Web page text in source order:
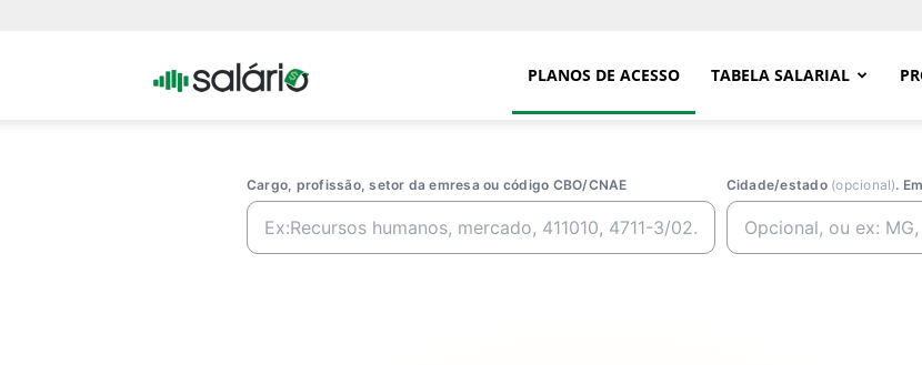
Portal PLANOS DE ACESSO TABELA SALARIAL
Cargo, profissão, setor da emresa ou código CBO/CNAE Cidade/estado (opcional).